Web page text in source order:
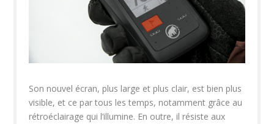
Son nouvel écran, plus large et plus clair, est bien plus
visible, et ce par tous les temps, notamment grâce au
rétroéclairage qui l’illumine. En outre, il résiste aux